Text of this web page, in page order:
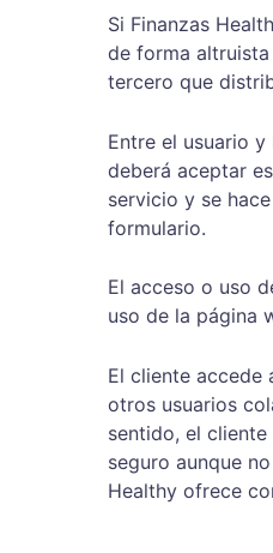
Si Finanzas
de forma
tercero que
Entre el usuario
deberá aceptar
servicio y se
formulario.
El acceso o uso
uso de la página
El cliente accede
otros usuarios
sentido, el
seguro aunque
Healthy ofrece